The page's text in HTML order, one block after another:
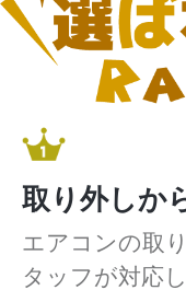
取り外しか
エアコンの取
タッフが対応